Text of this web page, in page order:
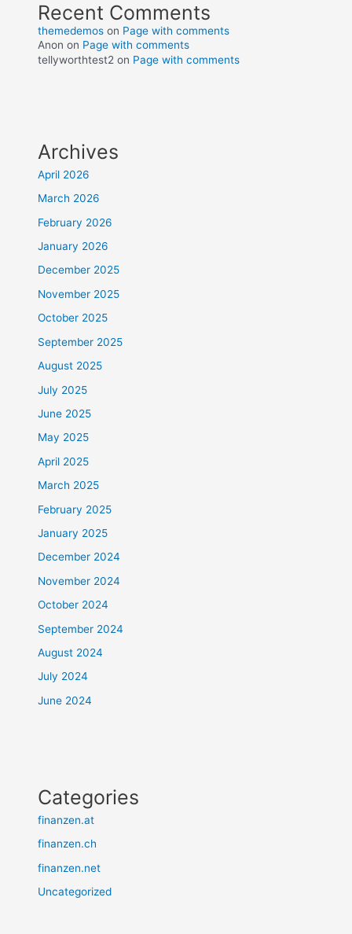
Recent Comments
themedemos on Page with comments
Anon on Page with comments
tellyworthtest2 on Page with comments
Archives
April 2026
March 2026
February 2026
January 2026
December 2025
November 2025
October 2025
September 2025
August 2025
July 2025
June 2025
May 2025
April 2025
March 2025
February 2025
January 2025
December 2024
November 2024
October 2024
September 2024
August 2024
July 2024
June 2024
Categories
finanzen.at
finanzen.ch
finanzen.net
Uncategorized